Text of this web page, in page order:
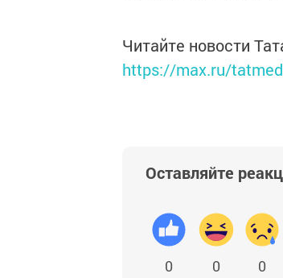
Читайте новости
https://max.ru/
Оставляйте
0 0 0